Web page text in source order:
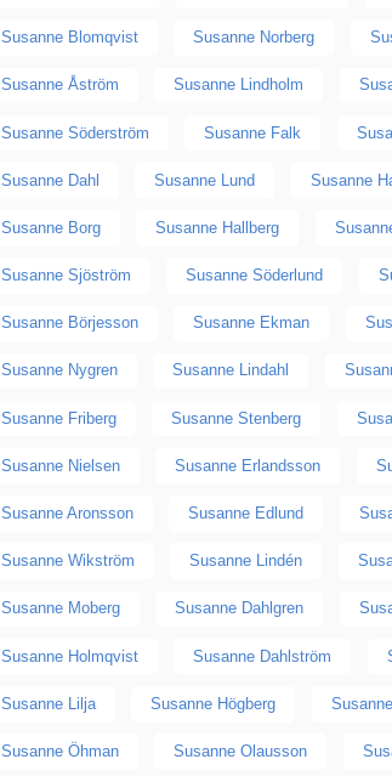
Susanne Blomqvist Susanne Norberg
Susanne Åström Susanne Lindholm
Susanne Söderström Susanne Falk
Susanne Dahl Susanne Lund Susanne
Susanne Borg Susanne Hallberg
Susanne Sjöström Susanne Söderlund
Susanne Börjesson Susanne Ekman
Susanne Nygren Susanne Lindahl
Susanne Friberg Susanne Stenberg
Susanne Nielsen Susanne Erlandsson
Susanne Aronsson Susanne Edlund
Susanne Wikström Susanne Lindén
Susanne Moberg Susanne Dahlgren
Susanne Holmqvist Susanne Dahlström
Susanne Lilja Susanne Högberg
Susanne Öhman Susanne Olausson